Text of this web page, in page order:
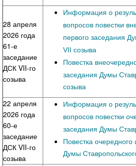
28 апреля
2026 года
61-е
заседание
ДСК VII-го
созыва
Информация о
вопросов повестки
первого заседания
VII созыва
Повестка
заседания Думы
созыва
22 апреля
2026 года
60-е
заседание
ДСК VII-го
созыва
Информация о
вопросов повестки
заседания Думы
Повестка
Думы